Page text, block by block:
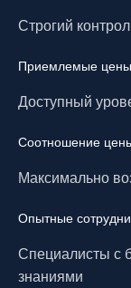
Строгий
Приемлемые цены
Доступный
Соотношение
Максимально
Опытные
Специалисты с
знаниями